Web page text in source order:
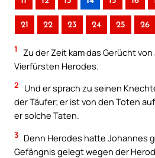
21 22 23 24 25 26
1
Zu der Zeit kam das Gerücht
Vierfürsten Herodes.
2
Und er sprach zu seinen
der Täufer; er ist von den Toten
er solche Taten.
3 Denn Herodes hatte Johannes
Gefängnis gelegt wegen der